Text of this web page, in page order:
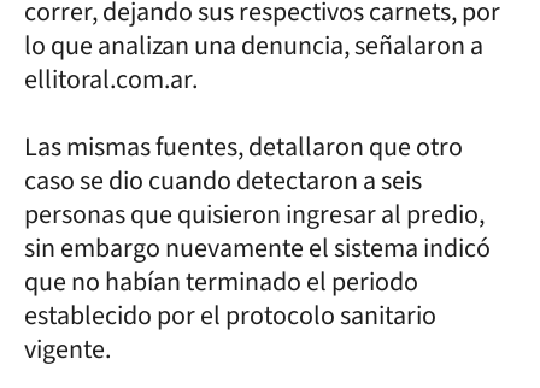
correr, dejando sus respectivos carnets, por
lo que analizan una denuncia, señalaron a
ellitoral.com.ar.
Las mismas fuentes, detallaron que otro
caso se dio cuando detectaron a seis
personas que quisieron ingresar al predio,
sin embargo nuevamente el sistema indicó
que no habían terminado el periodo
establecido por el protocolo sanitario
vigente.